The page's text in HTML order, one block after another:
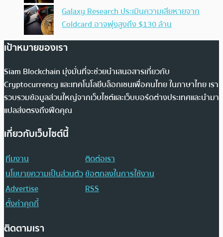
Galaxy Research ประเมินความเสียหายจาก
Coldcard อาจพุ่งสูงถึง $130 ล้าน
เป้าหมายของเรา
Siam Blockchain มุ่งมั่นที่จะช่วยนำเสนอสารเกี่ยวกับ
Cryptocurrency และเทคโนโลยีบล็อกเชนเพื่อคนไทย ในภาษาไทย เรา
รวบรวมข้อมูลส่วนใหญ่จากเว็บไซต์และเว็บบอร์ดต่างประเทศและนำมา
แปลส่งตรงถึงฟีดคุณ
เกี่ยวกับเว็บไซต์นี้
ทีมงาน
ติดต่อเรา
นโยบายความเป็นส่วนตัวข้อตกลงในการใช้งาน
Advertise
RSS
ตั้งค่าคุกกี้
ติดตามเรา